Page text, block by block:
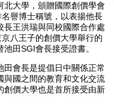
大學，頒贈國際創價學會
名譽博士稱號，以表揚他長
長王洪瑞與同校國際合作處
八王子的創價大學舉行的
田SGI會長接受證書。
會長是提倡日中關係正常
與國之間的教育和文化交流
創價大學也是首所接受由新